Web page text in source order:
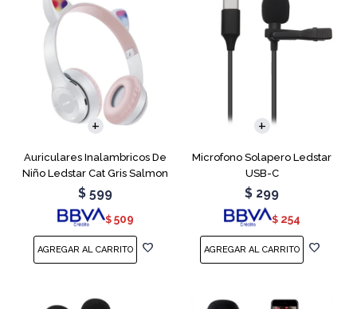
Auriculares Inalambricos De
Niño Ledstar Cat Gris Salmon
$ 599
$ 509
Microfono Solapero Ledstar
USB-C
$ 299
$ 254